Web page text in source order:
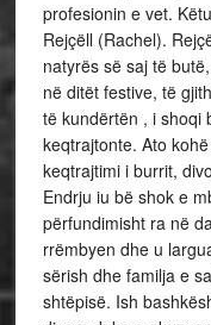
profesionin e vet.
Rejçëll (Rachel).
natyrës së saj të
në ditët festive, të
të kundërtën , i shoqi
keqtrajtonte. Ato
keqtrajtimi i burrit,
Endrju iu bë shok e
përfundimisht ra në
rrëmbyen dhe u
sërish dhe familja e
shtëpisë. Ish